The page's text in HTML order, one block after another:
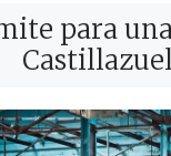
para